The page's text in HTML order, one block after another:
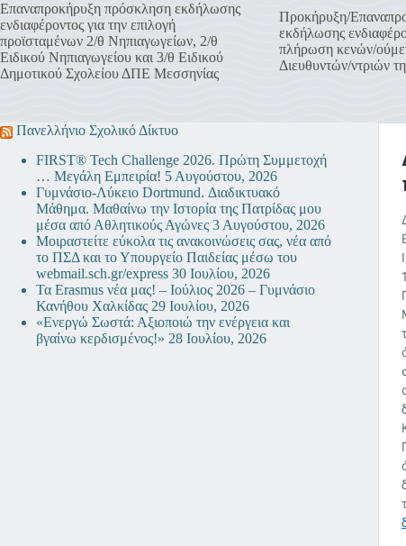
Επαναπροκήρυξη πρόσκληση εκδήλωσης
ενδιαφέροντος για την επιλογή
προϊσταμένων 2/θ Νηπιαγωγείων, 2/θ
Ειδικού Νηπιαγωγείου και 3/θ Ειδικού
Δημοτικού Σχολείου ΔΠΕ Μεσσηνίας
Προκήρυξη/
εκδήλωσης
πλήρωση κενών/
Διευθυντών/ντριών
Πανελλήνιο Σχολικό Δίκτυο
FIRST® Tech Challenge 2026. Πρώτη Συμμετοχή
… Μεγάλη Εμπειρία! 5 Αυγούστου, 2026
Γυμνάσιο-Λύκειο Dortmund. Διαδικτυακό
Μάθημα. Μαθαίνω την Ιστορία της Πατρίδας μου
μέσα από Αθλητικούς Αγώνες 3 Αυγούστου, 2026
Μοιραστείτε εύκολα τις ανακοινώσεις σας, νέα από
το ΠΣΔ και το Υπουργείο Παιδείας μέσω του
webmail.sch.gr/express 30 Ιουλίου, 2026
Τα Erasmus νέα μας! – Ιούλιος 2026 – Γυμνάσιο
Κανήθου Χαλκίδας 29 Ιουλίου, 2026
«Ενεργώ Σωστά: Αξιοποιώ την ενέργεια και
βγαίνω κερδισμένος!» 28 Ιουλίου, 2026